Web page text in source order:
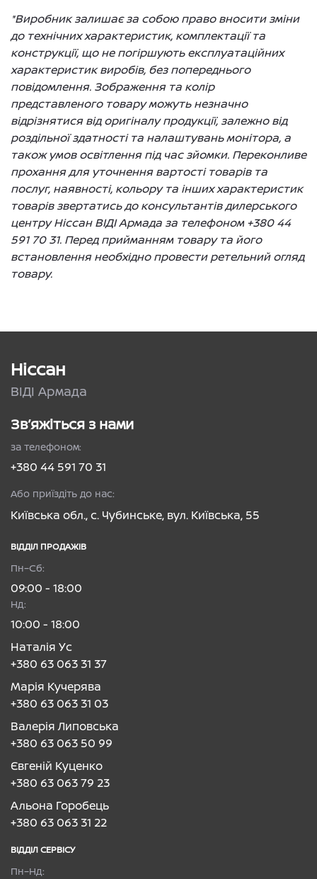
*Виробник залишає за собою право вносити зміни
до технічних характеристик, комплектації та
конструкції, що не погіршують експлуатаційних
характеристик виробів, без попереднього
повідомлення. Зображення та колір
представленого товару можуть незначно
відрізнятися від оригіналу продукції, залежно від
роздільної здатності та налаштувань монітора, а
також умов освітлення під час зйомки. Переконливе
прохання для уточнення вартості товарів та
послуг, наявності, кольору та інших характеристик
товарів звертатись до консультантів дилерського
центру Ніссан ВІДІ Армада за телефоном +380 44
591 70 31. Перед прийманням товару та його
встановлення необхідно провести ретельний огляд
товару.
Ніссан
ВІДІ Армада
Зв’яжіться з нами
за телефоном:
+380 44 591 70 31
Або приїздіть до нас:
Київська обл., с. Чубинське, вул. Київська, 55
ВІДДІЛ ПРОДАЖІВ
Пн–Сб:
09:00 - 18:00
Нд:
10:00 - 18:00
Наталія Ус
+380 63 063 31 37
Марія Кучерява
+380 63 063 31 03
Валерія Липовська
+380 63 063 50 99
Євгеній Куценко
+380 63 063 79 23
Альона Горобець
+380 63 063 31 22
ВІДДІЛ CЕРВІСУ
Пн–Нд: